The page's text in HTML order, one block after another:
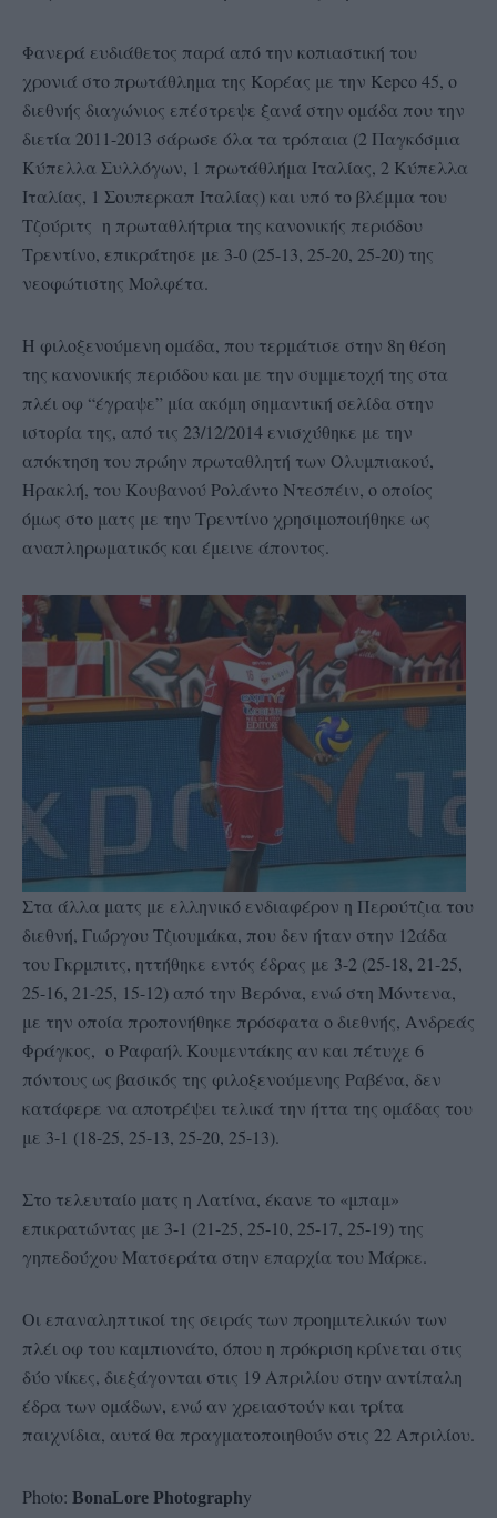
Φανερά ευδιάθετος παρά από την κοπιαστική του
χρονιά στο πρωτάθλημα της Κορέας με την Kepco 45, o
διεθνής διαγώνιος επέστρεψε ξανά στην ομάδα που την
διετία 2011-2013 σάρωσε όλα τα τρόπαια (2 Παγκόσμια
Κύπελλα Συλλόγων, 1 πρωτάθλήμα Ιταλίας, 2 Κύπελλα
Ιταλίας, 1 Σουπερκαπ Ιταλίας) και υπό το βλέμμα του
Τζούριτς η πρωταθλήτρια της κανονικής περιόδου
Τρεντίνο, επικράτησε με 3-0 (25-13, 25-20, 25-20) της
νεοφώτιστης Μολφέτα.
Η φιλοξενούμενη ομάδα, που τερμάτισε στην 8η θέση
της κανονικής περιόδου και με την συμμετοχή της στα
πλέι οφ “έγραψε” μία ακόμη σημαντική σελίδα στην
ιστορία της, από τις 23/12/2014 ενισχύθηκε με την
απόκτηση του πρώην πρωταθλητή των Ολυμπιακού,
Ηρακλή, του Κουβανού Ρολάντο Ντεσπέιν, ο οποίος
όμως στο ματς με την Τρεντίνο χρησιμοποιήθηκε ως
αναπληρωματικός και έμεινε άποντος.
Στα άλλα ματς με ελληνικό ενδιαφέρον η Περούτζια του
διεθνή, Γιώργου Τζιουμάκα, που δεν ήταν στην 12άδα
του Γκρμπιτς, ηττήθηκε εντός έδρας με 3-2 (25-18, 21-25,
25-16, 21-25, 15-12) από την Βερόνα, ενώ στη Μόντενα,
με την οποία προπονήθηκε πρόσφατα ο διεθνής, Ανδρεάς
Φράγκος, ο Ραφαήλ Κουμεντάκης αν και πέτυχε 6
πόντους ως βασικός της φιλοξενούμενης Ραβένα, δεν
κατάφερε να αποτρέψει τελικά την ήττα της ομάδας του
με 3-1 (18-25, 25-13, 25-20, 25-13).
Στο τελευταίο ματς η Λατίνα, έκανε το «μπαμ»
επικρατώντας με 3-1 (21-25, 25-10, 25-17, 25-19) της
γηπεδούχου Ματσεράτα στην επαρχία του Μάρκε.
Οι επαναληπτικοί της σειράς των προημιτελικών των
πλέι οφ του καμπιονάτο, όπου η πρόκριση κρίνεται στις
δύο νίκες, διεξάγονται στις 19 Απριλίου στην αντίπαλη
έδρα των ομάδων, ενώ αν χρειαστούν και τρίτα
παιχνίδια, αυτά θα πραγματοποιηθούν στις 22 Απριλίου.
Photo: BonaLore Photography